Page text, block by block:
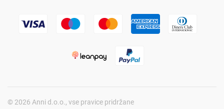
© 2026 Anni d.o.o., vse pravice pridržane